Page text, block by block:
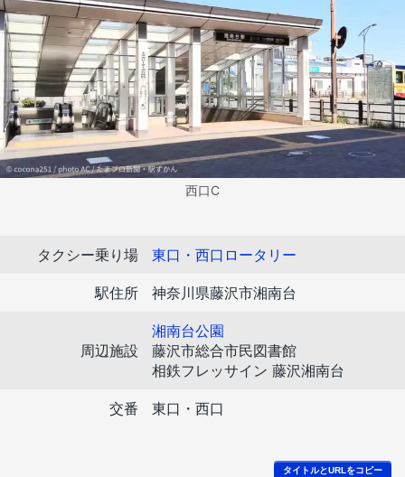
西口C
タクシー乗り場 東口・西口ロータリー
駅住所 神奈川県藤沢市湘南台
周辺施設
湘南台公園
藤沢市総合市民図書館
相鉄フレッサイン 藤沢湘南台
交番 東口・西口
タイトルとURLをコピー